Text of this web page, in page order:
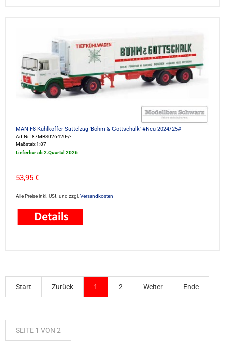
MAN F8 Kühlkoffer-Sattelzug 'Böhm & Gottschalk' #Neu 2024/25#
Art.Nr.: 87MBS026420-/-
Maßstab:1:87
Lieferbar ab 2.Quartal 2026
53,95 €
Alle Preise inkl. USt. und zzgl. Versandkosten
Start Zurück 1 2 Weiter Ende
SEITE 1 VON 2